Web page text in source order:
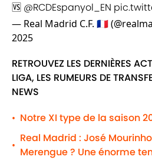
🆚 @RCDEspanyol_EN
— Real Madrid C.F. 🇫🇷
2025
RETROUVEZ LES DERNIÈRES
LIGA, LES RUMEURS DE
NEWS
• Notre XI type de la saison
•
Real Madrid : José
Merengue ? Une énorme